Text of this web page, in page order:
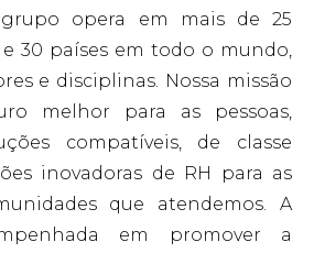
opera em mais de 25
30 países em todo o mundo,
e disciplinas. Nossa missão
melhor para as pessoas,
compatíveis, de classe
inovadoras de RH para as
que atendemos.
A
em promover a